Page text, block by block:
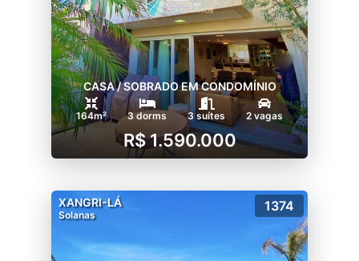
CASA / SOBRADO EM CONDOMÍNIO
164m² 3 dorms 3 suítes 2 vagas
R$ 1.590.000
XANGRI-LÁ
Solanas
1374